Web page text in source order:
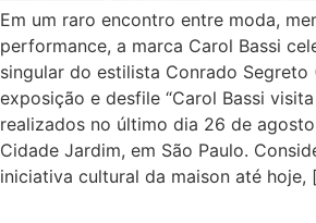
Em um raro encontro entre moda,
performance, a marca Carol Bassi
singular do estilista Conrado Segreto
exposição e desfile “Carol Bassi
realizados no último dia 26 de
Cidade Jardim, em São Paulo.
iniciativa cultural da maison até hoje,